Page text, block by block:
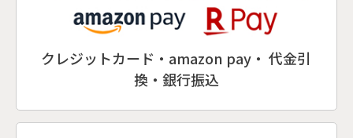
クレジットカード・amazon pay・ 代金引
換・銀行振込